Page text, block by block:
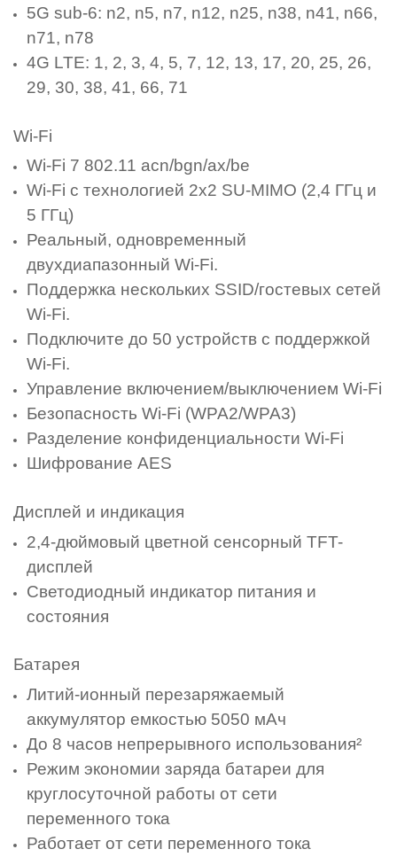
5G sub-6: n2, n5, n7, n12, n25, n38, n41, n66,
n71, n78
4G LTE: 1, 2, 3, 4, 5, 7, 12, 13, 17, 20, 25, 26,
29, 30, 38, 41, 66, 71
Wi-Fi
Wi-Fi 7 802.11 acn/bgn/ax/be
Wi-Fi с технологией 2x2 SU-MIMO (2,4 ГГц и
5 ГГц)
Реальный, одновременный
двухдиапазонный Wi-Fi.
Поддержка нескольких SSID/гостевых сетей
Wi-Fi.
Подключите до 50 устройств с поддержкой
Wi-Fi.
Управление включением/выключением Wi-Fi
Безопасность Wi-Fi (WPA2/WPA3)
Разделение конфиденциальности Wi-Fi
Шифрование AES
Дисплей и индикация
2,4-дюймовый цветной сенсорный TFT-
дисплей
Светодиодный индикатор питания и
состояния
Батарея
Литий-ионный перезаряжаемый
аккумулятор емкостью 5050 мАч
До 8 часов непрерывного использования²
Режим экономии заряда батареи для
круглосуточной работы от сети
переменного тока
Работает от сети переменного тока